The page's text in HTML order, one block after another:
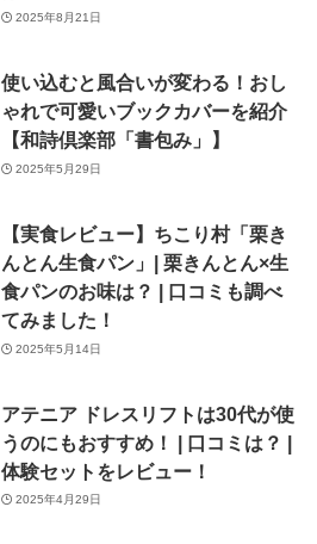
2025年8月21日
使い込むと風合いが変わる！おし
ゃれで可愛いブックカバーを紹介
【和詩倶楽部「書包み」】
2025年5月29日
【実食レビュー】ちこり村「栗き
んとん生食パン」| 栗きんとん×生
食パンのお味は？ | 口コミも調べ
てみました！
2025年5月14日
アテニア ドレスリフトは30代が使
うのにもおすすめ！ | 口コミは？ |
体験セットをレビュー！
2025年4月29日